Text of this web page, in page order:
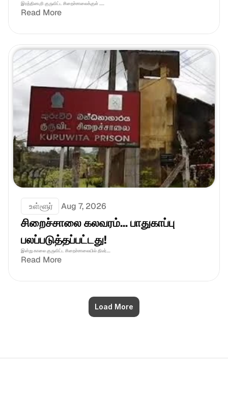
இரத்தினபுரி குருவிட்ட சிறைச்சாலைக்குள் .....
Read More
உள்ளூர் Aug 7, 2026
சிறைச்சாலை கலவரம்... பாதுகாப்பு
பலப்படுத்தப்பட்டது!
இன்று காலை குருவிட்ட சிறைச்சாலையில் திடீர்....
Read More
Load More